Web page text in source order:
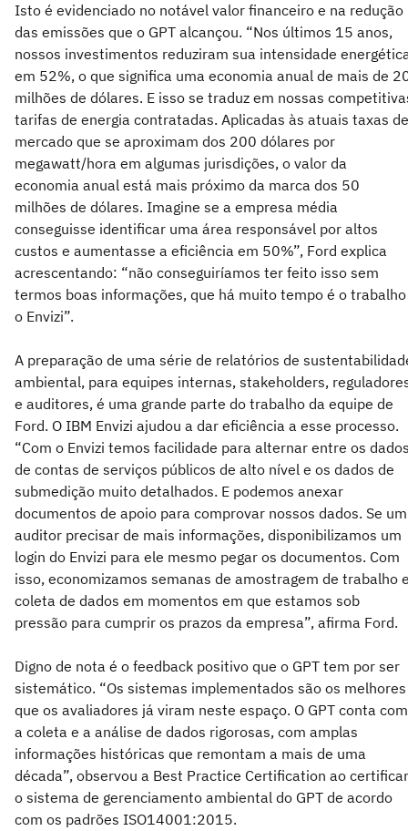
Isto é evidenciado no notável valor financeiro e na redução
das emissões que o GPT alcançou. “Nos últimos 15 anos,
nossos investimentos reduziram sua intensidade
em 52%, o que significa uma economia anual de mais de
milhões de dólares. E isso se traduz em nossas
tarifas de energia contratadas. Aplicadas às atuais taxas de
mercado que se aproximam dos 200 dólares por
megawatt/hora em algumas jurisdições, o valor da
economia anual está mais próximo da marca dos 50
milhões de dólares. Imagine se a empresa média
conseguisse identificar uma área responsável por altos
custos e aumentasse a eficiência em 50%”, Ford explica
acrescentando: “não conseguiríamos ter feito isso sem
termos boas informações, que há muito tempo é o trabalho
o Envizi”.
A preparação de uma série de relatórios de
ambiental, para equipes internas, stakeholders,
e auditores, é uma grande parte do trabalho da equipe de
Ford. O IBM Envizi ajudou a dar eficiência a esse processo.
“Com o Envizi temos facilidade para alternar entre os
de contas de serviços públicos de alto nível e os dados de
submedição muito detalhados. E podemos anexar
documentos de apoio para comprovar nossos dados. Se um
auditor precisar de mais informações, disponibilizamos um
login do Envizi para ele mesmo pegar os documentos. Com
isso, economizamos semanas de amostragem de trabalho
coleta de dados em momentos em que estamos sob
pressão para cumprir os prazos da empresa”, afirma Ford.
Digno de nota é o feedback positivo que o GPT tem por ser
sistemático. “Os sistemas implementados são os melhores
que os avaliadores já viram neste espaço. O GPT conta com
a coleta e a análise de dados rigorosas, com amplas
informações históricas que remontam a mais de uma
década”, observou a Best Practice Certification ao certificar
o sistema de gerenciamento ambiental do GPT de acordo
com os padrões ISO14001:2015.